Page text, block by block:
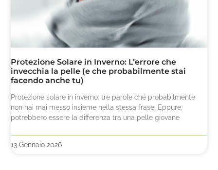
Protezione Solare in Inverno: L’errore che
invecchia la pelle (e che probabilmente stai
facendo anche tu)
Protezione solare in inverno: tre parole che probabilmente
non hai mai messo insieme nella stessa frase. Eppure,
potrebbero essere la differenza tra una pelle giovane
13 Gennaio 2026